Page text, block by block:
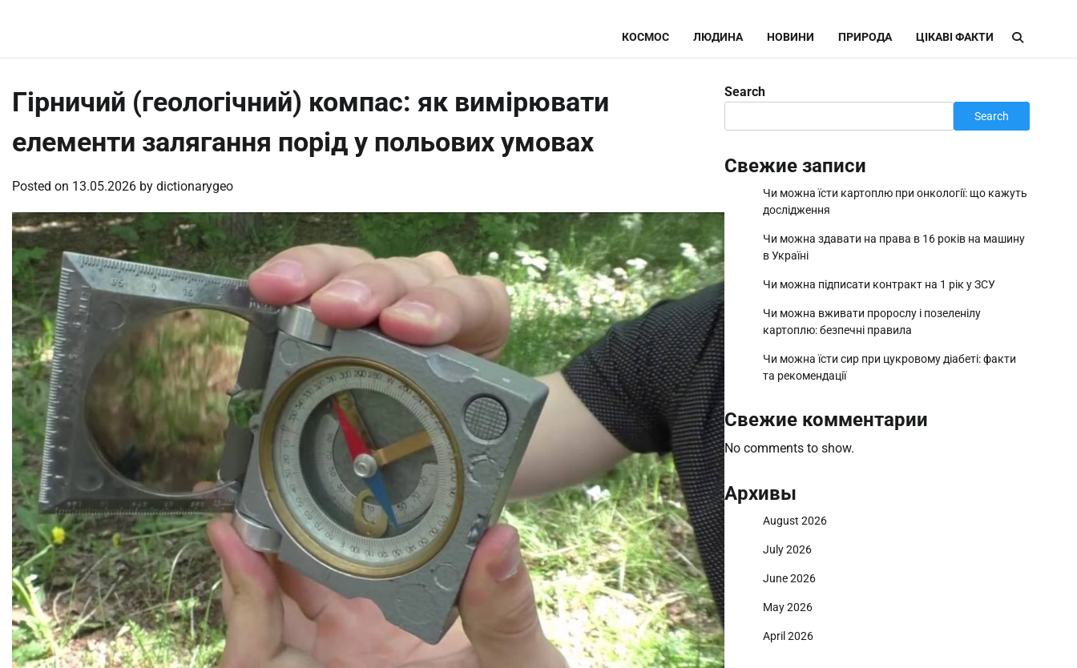
КОСМОС ЛЮДИНА НОВИНИ ПРИРОДА ЦІКАВІ ФАКТИ
Гірничий (геологічний) компас: як вимірювати
елементи залягання порід у польових умовах
Posted on 13.05.2026 by dictionarygeo
Search
Search
Свежие записи
Чи можна їсти картоплю при онкології: що кажуть
дослідження
Чи можна здавати на права в 16 років на машину
в Україні
Чи можна підписати контракт на 1 рік у ЗСУ
Чи можна вживати пророслу і позеленілу
картоплю: безпечні правила
Чи можна їсти сир при цукровому діабеті: факти
та рекомендації
Свежие комментарии
No comments to show.
Архивы
August 2026
July 2026
June 2026
May 2026
April 2026